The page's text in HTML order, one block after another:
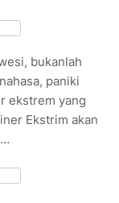
bukanlah
paniki
ekstrem yang
Ekstrim akan